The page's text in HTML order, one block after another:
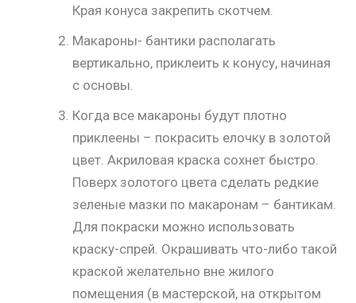
Края конуса закрепить скотчем.
Макароны- бантики располагать
вертикально, приклеить к конусу, начиная
с основы.
Когда все макароны будут плотно
приклеены – покрасить елочку в золотой
цвет. Акриловая краска сохнет быстро.
Поверх золотого цвета сделать редкие
зеленые мазки по макаронам – бантикам.
Для покраски можно использовать
краску-спрей. Окрашивать что-либо такой
краской желательно вне жилого
помещения (в мастерской, на открытом